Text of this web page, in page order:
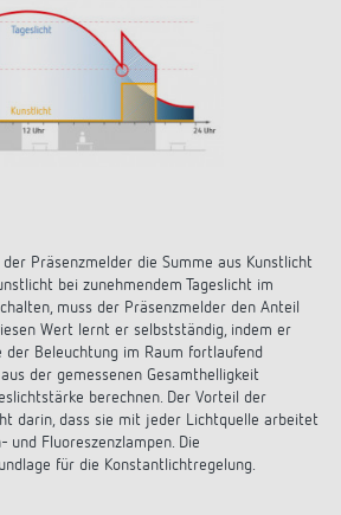
Präsenzmelder die Summe aus Kunstlicht
bei zunehmendem Tageslicht im
muss der Präsenzmelder den ­Anteil
Wert lernt er selbstständig, indem er
der Beleuchtung im Raum fortlaufend
der gemessenen Gesamthelligkeit
berechnen. Der Vorteil der
darin, dass sie mit jeder Lichtquelle arbeitet
und Fluoreszenzlampen. Die
für die Konstantlichtregelung.